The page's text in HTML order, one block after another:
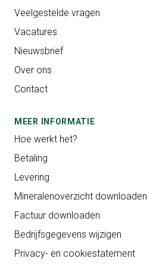
Veelgestelde vragen
Vacatures
Nieuwsbrief
Over ons
Contact
MEER INFORMATIE
Hoe werkt het?
Betaling
Levering
Mineralenoverzicht downloaden
Factuur downloaden
Bedrijfsgegevens wijzigen
Privacy- en cookiestatement